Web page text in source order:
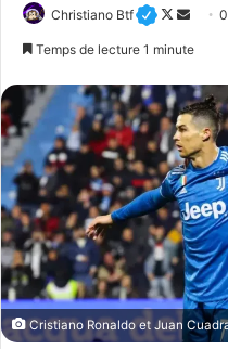
Christiano Btf
F
l
o
w
o
n
X
o
y
e
r
u
n
c
o
u
r
Temps de lecture 1 minute
Cristiano Ronaldo et Juan